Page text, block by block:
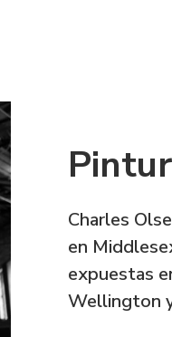
Charles
en
expuestas
Wellington